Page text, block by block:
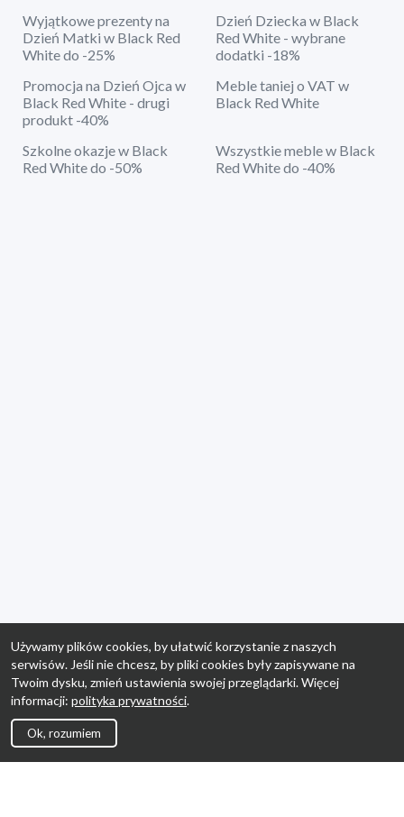
Wyjątkowe prezenty na
Dzień Matki w Black Red
White do -25%
Dzień Dziecka w Black
Red White - wybrane
dodatki -18%
Promocja na Dzień Ojca w
Black Red White - drugi
produkt -40%
Meble taniej o VAT w
Black Red White
Szkolne okazje w Black
Red White do -50%
Wszystkie meble w Black
Red White do -40%
Używamy plików cookies, by ułatwić korzystanie z naszych
serwisów. Jeśli nie chcesz, by pliki cookies były zapisywane na
Twoim dysku, zmień ustawienia swojej przeglądarki. Więcej
informacji: polityka prywatności.
Ok, rozumiem